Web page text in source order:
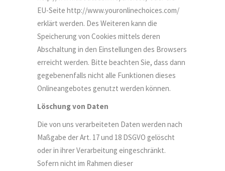
EU-Seite http://www.youronlinechoices.com/
erklärt werden. Des Weiteren kann die
Speicherung von Cookies mittels deren
Abschaltung in den Einstellungen des Browsers
erreicht werden. Bitte beachten Sie, dass dann
gegebenenfalls nicht alle Funktionen dieses
Onlineangebotes genutzt werden können.
Löschung von Daten
Die von uns verarbeiteten Daten werden nach
Maßgabe der Art. 17 und 18 DSGVO gelöscht
oder in ihrer Verarbeitung eingeschränkt.
Sofern nicht im Rahmen dieser